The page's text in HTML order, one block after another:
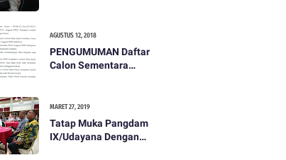
AGUSTUS 12, 2018
PENGUMUMAN Daftar
Calon Sementara
Daerah Kabupaten
Lombok Barat Dalam
Pemilihan Umum
Tahun 2019
MARET 27, 2019
Tatap Muka Pangdam
IX/Udayana Dengan